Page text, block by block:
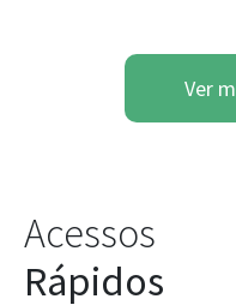
Ver
Acessos
Rápidos